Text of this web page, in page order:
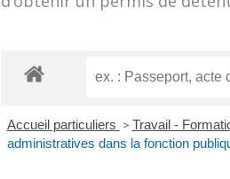
Accueil particuliers > Travail -
administratives dans la fonction